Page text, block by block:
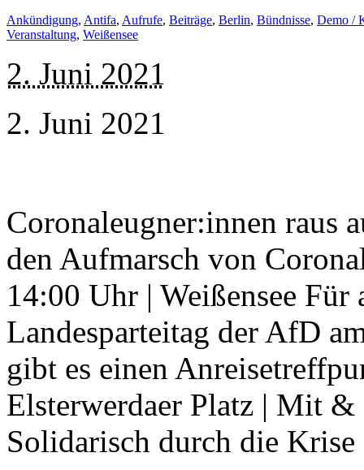
Ankündigung, Antifa, Aufrufe, Beiträge, Berlin, Bündnisse, Demo /
Veranstaltung, Weißensee
2. Juni 2021
2. Juni 2021
Coronaleugner:innen raus
den Aufmarsch von
14:00 Uhr | Weißensee
Landesparteitag der AfD
gibt es einen
Elsterwerdaer Platz | Mit
Solidarisch durch die